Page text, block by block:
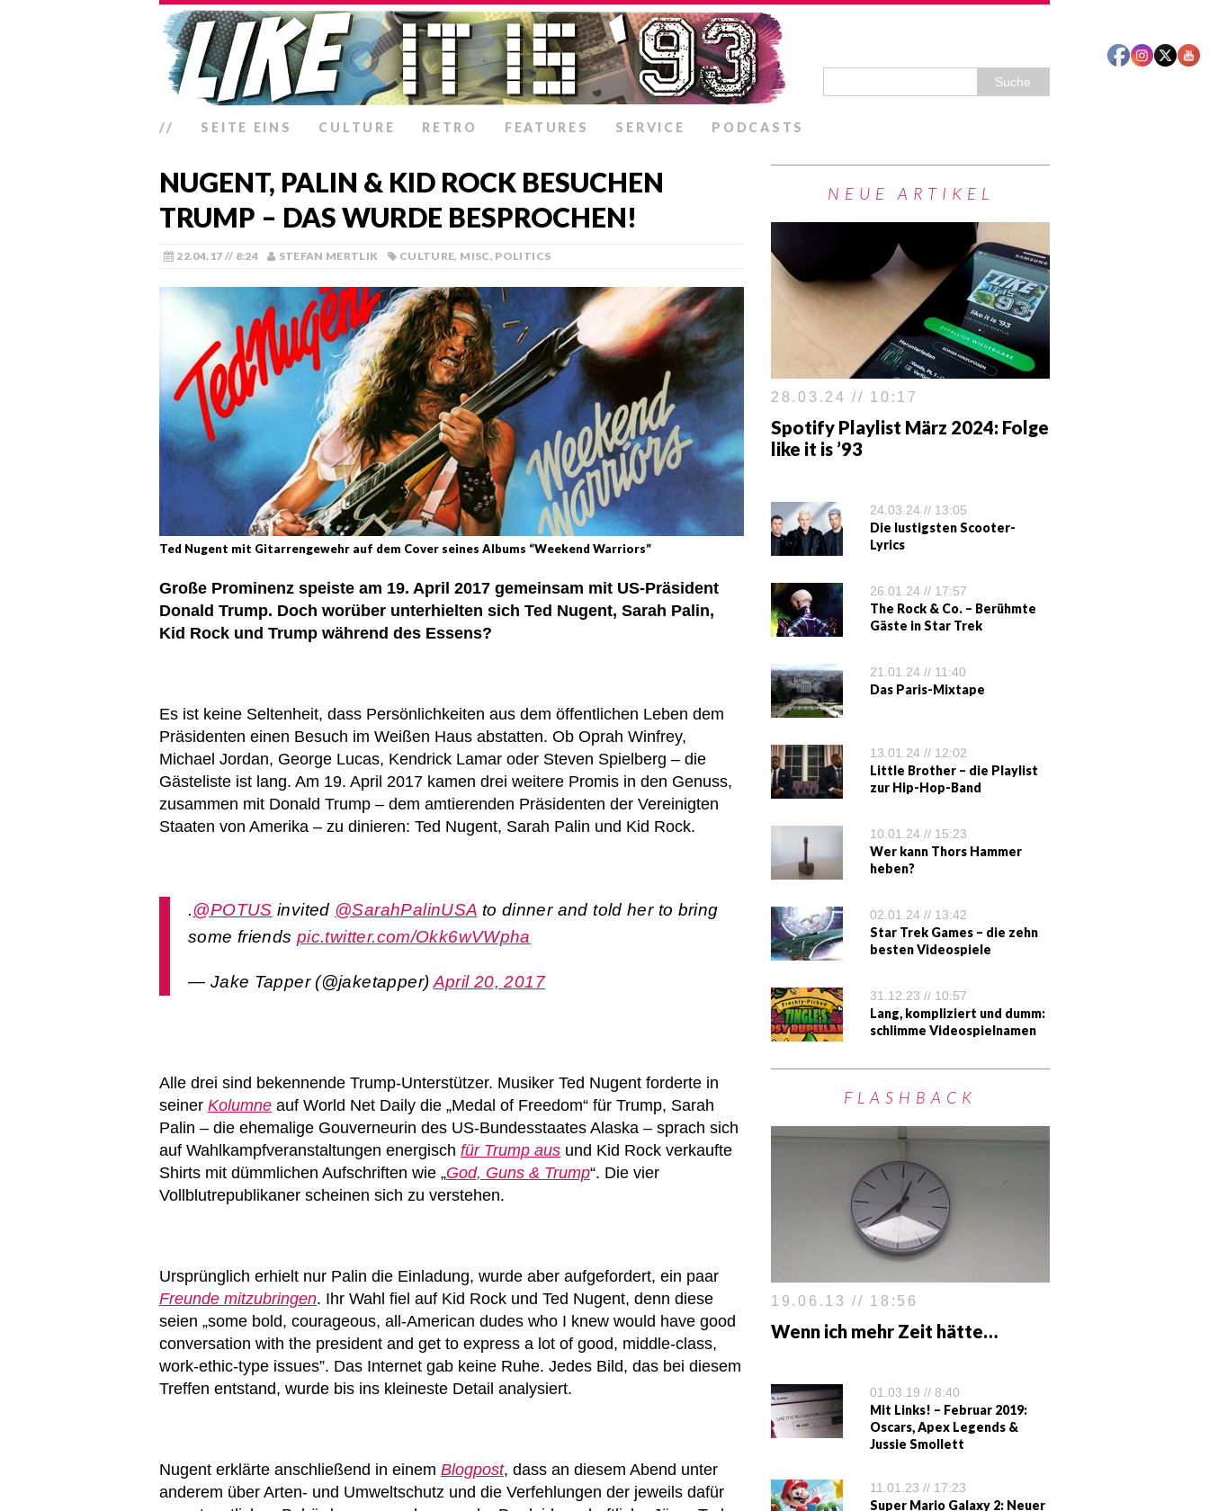
// SEITE EINS CULTURE RETRO FEATURES SERVICE PODCASTS
NUGENT, PALIN & KID ROCK BESUCHEN
TRUMP – DAS WURDE BESPROCHEN!
22.04.17 // 8:24 STEFAN MERTLIK CULTURE, MISC, POLITICS
Ted Nugent mit Gitarrengewehr auf dem Cover seines Albums “Weekend Warriors”
Große Prominenz speiste am 19. April 2017 gemeinsam mit US-Präsident
Donald Trump. Doch worüber unterhielten sich Ted Nugent, Sarah Palin,
Kid Rock und Trump während des Essens?
Es ist keine Seltenheit, dass Persönlichkeiten aus dem öffentlichen Leben dem
Präsidenten einen Besuch im Weißen Haus abstatten. Ob Oprah Winfrey,
Michael Jordan, George Lucas, Kendrick Lamar oder Steven Spielberg – die
Gästeliste ist lang. Am 19. April 2017 kamen drei weitere Promis in den Genuss,
zusammen mit Donald Trump – dem amtierenden Präsidenten der Vereinigten
Staaten von Amerika – zu dinieren: Ted Nugent, Sarah Palin und Kid Rock.
.@POTUS invited @SarahPalinUSA to dinner and told her to bring
some friends pic.twitter.com/Okk6wVWpha
— Jake Tapper (@jaketapper) April 20, 2017
Alle drei sind bekennende Trump-Unterstützer. Musiker Ted Nugent forderte in
seiner Kolumne auf World Net Daily die „Medal of Freedom“ für Trump, Sarah
Palin – die ehemalige Gouverneurin des US-Bundesstaates Alaska – sprach sich
auf Wahlkampfveranstaltungen energisch für Trump aus und Kid Rock verkaufte
Shirts mit dümmlichen Aufschriften wie „God, Guns & Trump“. Die vier
Vollblutrepublikaner scheinen sich zu verstehen.
Ursprünglich erhielt nur Palin die Einladung, wurde aber aufgefordert, ein paar
Freunde mitzubringen. Ihr Wahl fiel auf Kid Rock und Ted Nugent, denn diese
seien „some bold, courageous, all-American dudes who I knew would have good
conversation with the president and get to express a lot of good, middle-class,
work-ethic-type issues”. Das Internet gab keine Ruhe. Jedes Bild, das bei diesem
Treffen entstand, wurde bis ins kleineste Detail analysiert.
Nugent erklärte anschließend in einem Blogpost, dass an diesem Abend unter
anderem über Arten- und Umweltschutz und die Verfehlungen der jeweils dafür
NEUE ARTIKEL
28.03.24 // 10:17
Spotify Playlist März 2024: Folge
like it is ’93
24.03.24 // 13:05
Die lustigsten Scooter-
Lyrics
26.01.24 // 17:57
The Rock & Co. – Berühmte
Gäste in Star Trek
21.01.24 // 11:40
Das Paris-Mixtape
13.01.24 // 12:02
Little Brother – die Playlist
zur Hip-Hop-Band
10.01.24 // 15:23
Wer kann Thors Hammer
heben?
02.01.24 // 13:42
Star Trek Games – die zehn
besten Videospiele
31.12.23 // 10:57
Lang, kompliziert und dumm:
schlimme Videospielnamen
FLASHBACK
19.06.13 // 18:56
Wenn ich mehr Zeit hätte…
01.03.19 // 8:40
Mit Links! – Februar 2019:
Oscars, Apex Legends &
Jussie Smollett
11.01.23 // 17:23
Super Mario Galaxy 2: Neuer